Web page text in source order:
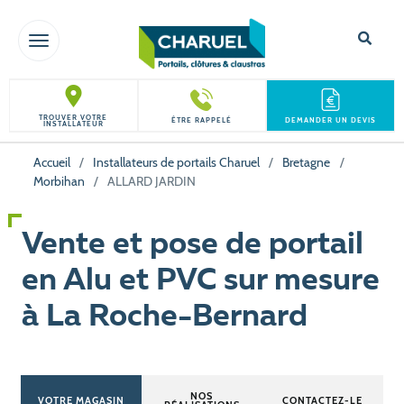
TOGGLE NAVIGATION
TROUVER VOTRE
INSTALLATEUR ÊTRE RAPPELÉ DEMANDER UN DEVIS
Accueil / Installateurs de portails Charuel / Bretagne
/
Morbihan
/ ALLARD JARDIN
Vente et pose de portail
en Alu et PVC sur mesure
à La Roche-Bernard
VOTRE MAGASIN NOS CONTACTEZ-LE